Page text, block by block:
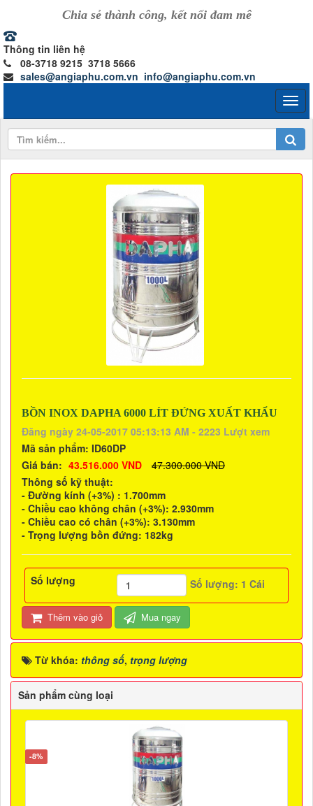
Chia sẻ thành công, kết nối đam mê
Thông tin liên hệ
08-3718 9215 3718 5666
sales@angiaphu.com.vn info@angiaphu.com.vn
BỒN INOX DAPHA 6000 LÍT ĐỨNG XUẤT KHẨU
Đăng ngày 24-05-2017 05:13:13 AM - 2223 Lượt xem
Mã sản phẩm: ID60DP
Giá bán: 43.516.000 VND
47.300.000 VND
Thông số kỹ thuật:
- Đường kính (+3%) : 1.700mm
- Chiều cao không chân (+3%): 2.930mm
- Chiều cao có chân (+3%): 3.130mm
- Trọng lượng bồn đứng: 182kg
Số lượng Số lượng: 1 Cái
Thêm vào giỏ Mua ngay
Từ khóa: thông số, trọng lượng
Sản phẩm cùng loại
-8%